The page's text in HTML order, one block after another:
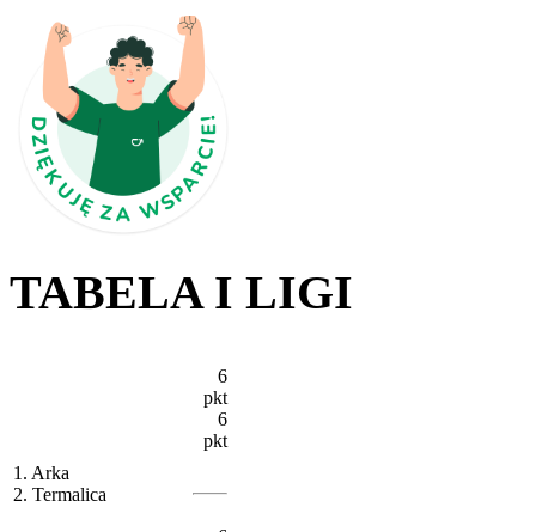
TABELA I LIGI
1. Arka
2. Termalica
6
pkt
6
pkt